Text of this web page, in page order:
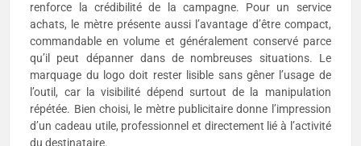
renforce la crédibilité de la campagne. Pour un service
achats, le mètre présente aussi l’avantage d’être compact,
commandable en volume et généralement conservé parce
qu’il peut dépanner dans de nombreuses situations. Le
marquage du logo doit rester lisible sans gêner l’usage de
l’outil, car la visibilité dépend surtout de la manipulation
répétée. Bien choisi, le mètre publicitaire donne l’impression
d’un cadeau utile, professionnel et directement lié à l’activité
du destinataire.